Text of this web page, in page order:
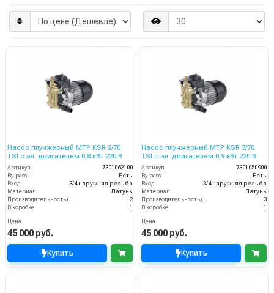
Насос плунжерный MTP KSR 2/70
TSI с эл. двигателем 0,8 кВт 220 В
Артикул
7301062100
By-pass
Есть
Вход
3/4 наружняя резьба
Материал
Латунь
2
В коробке
1
Цена
45 000 руб.
Купить
Насос плунжерный MTP KSR 3/70
TSI с эл. двигателем 0,9 кВт 220 В
Артикул
7301050900
By-pass
Есть
Вход
3/4 наружняя резьба
Материал
Латунь
3
В коробке
1
Цена
45 000 руб.
Купить